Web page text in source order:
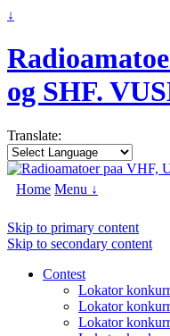
↓
og SHF.
Translate:
Home Menu ↓
Skip to primary content
Skip to secondary content
Contest
Lokator
Lokator
Lokator